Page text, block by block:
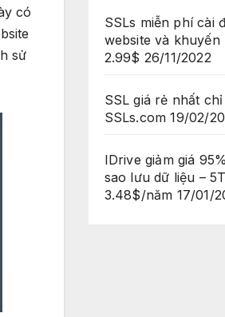
có
sử
SSLs miễn phí cài
website và khuyến
2.99$ 26/11/2022
SSL giá rẻ nhất
SSLs.com 19/02/
IDrive giảm giá
sao lưu dữ liệu –
3.48$/năm 17/01/